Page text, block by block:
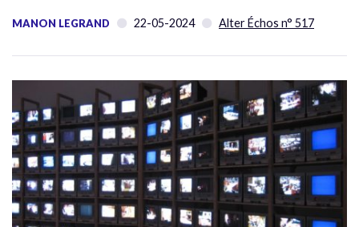
MANON LEGRAND 22-05-2024 Alter Échos n° 517